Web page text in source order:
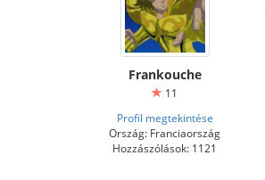
Frankouche
11
Profil megtekintése
Ország: Franciaország
Hozzászólások: 1121